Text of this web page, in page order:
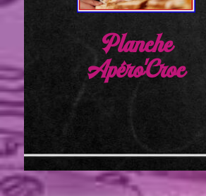
Planche
Apéro'Croc